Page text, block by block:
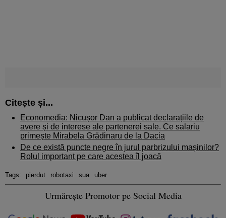
Citește și...
Economedia: Nicușor Dan a publicat declarațiile de
avere și de interese ale partenerei sale. Ce salariu
primește Mirabela Grădinaru de la Dacia
De ce există puncte negre în jurul parbrizului mașinilor?
Rolul important pe care acestea îl joacă
Tags: pierdut robotaxi sua uber
Urmărește Promotor pe Social Media